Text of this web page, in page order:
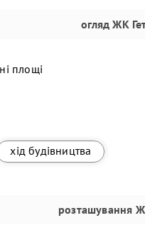
огляд ЖК
площі
хід будівництва
розташування